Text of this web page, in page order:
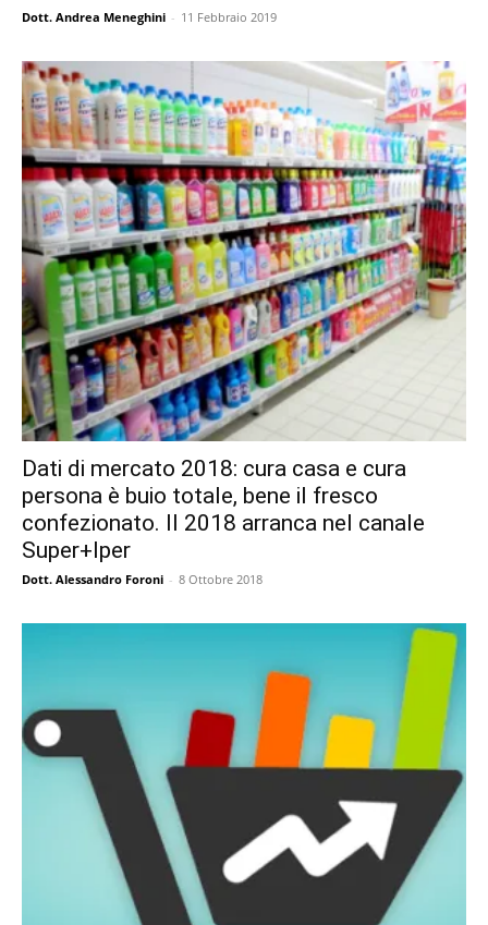
Dott. Andrea Meneghini - 11 Febbraio 2019
Dati di mercato 2018: cura casa e cura
persona è buio totale, bene il fresco
confezionato. Il 2018 arranca nel canale
Super+Iper
Dott. Alessandro Foroni - 8 Ottobre 2018